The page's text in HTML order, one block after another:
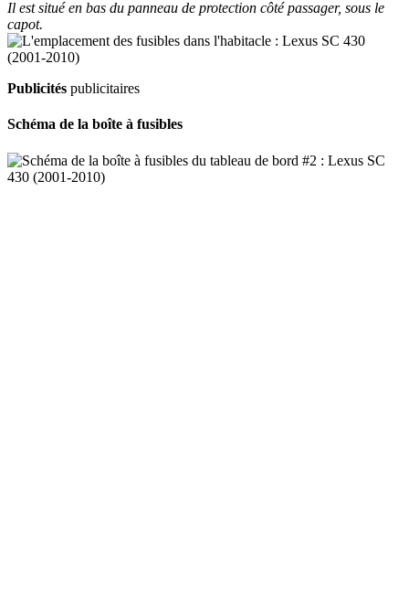
Il est situé en bas du panneau de protection côté passager, sous le
capot.
Publicités publicitaires
Schéma de la boîte à fusibles